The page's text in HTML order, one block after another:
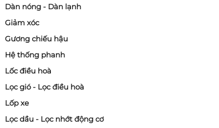
Dàn nóng - Dàn lạnh
Giảm xóc
Gương chiếu hậu
Hệ thống phanh
Lốc điều hoà
Lọc gió - Lọc điều hoà
Lốp xe
Lọc dầu - Lọc nhớt động cơ